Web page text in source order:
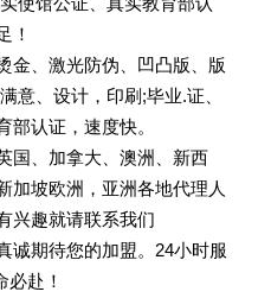
！
金、激光防伪、凹凸版、版
意、设计，印刷;毕业.证、
部认证，速度快。
国、加拿大、澳洲、新西
加坡欧洲，亚洲各地代理人
兴趣就请联系我们
期待您的加盟。24小时服
赴！